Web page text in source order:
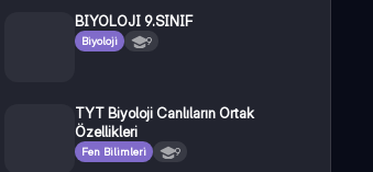
BIYOLOJI 9.SINIF
Biyoloji 9
TYT Biyoloji Canlıların Ortak
Özellikleri
Fen Bilimleri 9